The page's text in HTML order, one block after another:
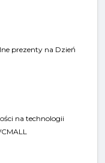
prezenty na Dzień
na technologii